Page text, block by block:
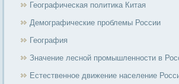
Географическая политика Китая
Демографические проблемы России
География
Значение лесной промышленности в
Естественное движение население